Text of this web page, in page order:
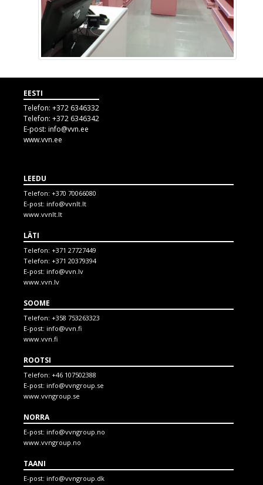
EESTI
Telefon: +372 6346332
Telefon: +372 6346342
E-post: info@vvn.ee
www.vvn.ee
LEEDU
Telefon: +370 70066080
E-post: info@vvnlt.lt
www.vvnlt.lt
LÄTI
Telefon: +371 27727449
Telefon: +371 20379394
E-post: info@vvn.lv
www.vvn.lv
SOOME
Telefon: +358 753263323
E-post: info@vvn.fi
www.vvn.fi
ROOTSI
Telefon: +46 107502388
E-post: info@vvngroup.se
www.vvngroup.se
NORRA
E-post: info@vvngroup.no
www.vvngroup.no
TAANI
E-post: info@vvngroup.dk